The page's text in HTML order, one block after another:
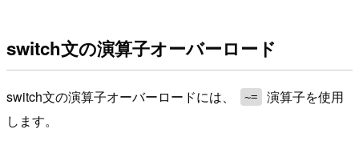
switch文の演算子オーバーロード
switch文の演算子オーバーロードには、 ~=
演算子を使用
します。